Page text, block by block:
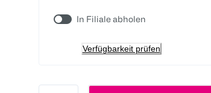
In Filiale abholen
Verfügbarkeit prüfen